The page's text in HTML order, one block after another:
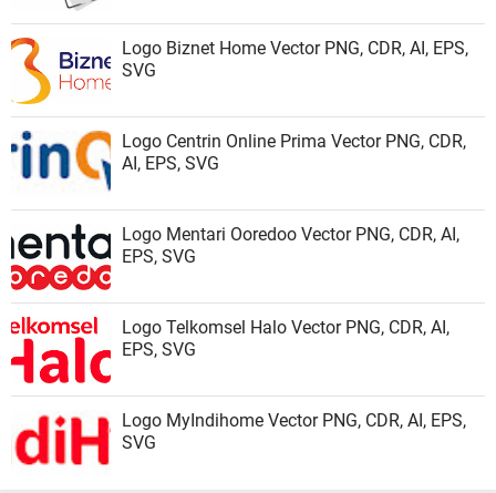
Logo Biznet Home Vector PNG, CDR, AI, EPS,
SVG
Logo Centrin Online Prima Vector PNG, CDR,
AI, EPS, SVG
Logo Mentari Ooredoo Vector PNG, CDR, AI,
EPS, SVG
Logo Telkomsel Halo Vector PNG, CDR, AI,
EPS, SVG
Logo MyIndihome Vector PNG, CDR, AI, EPS,
SVG